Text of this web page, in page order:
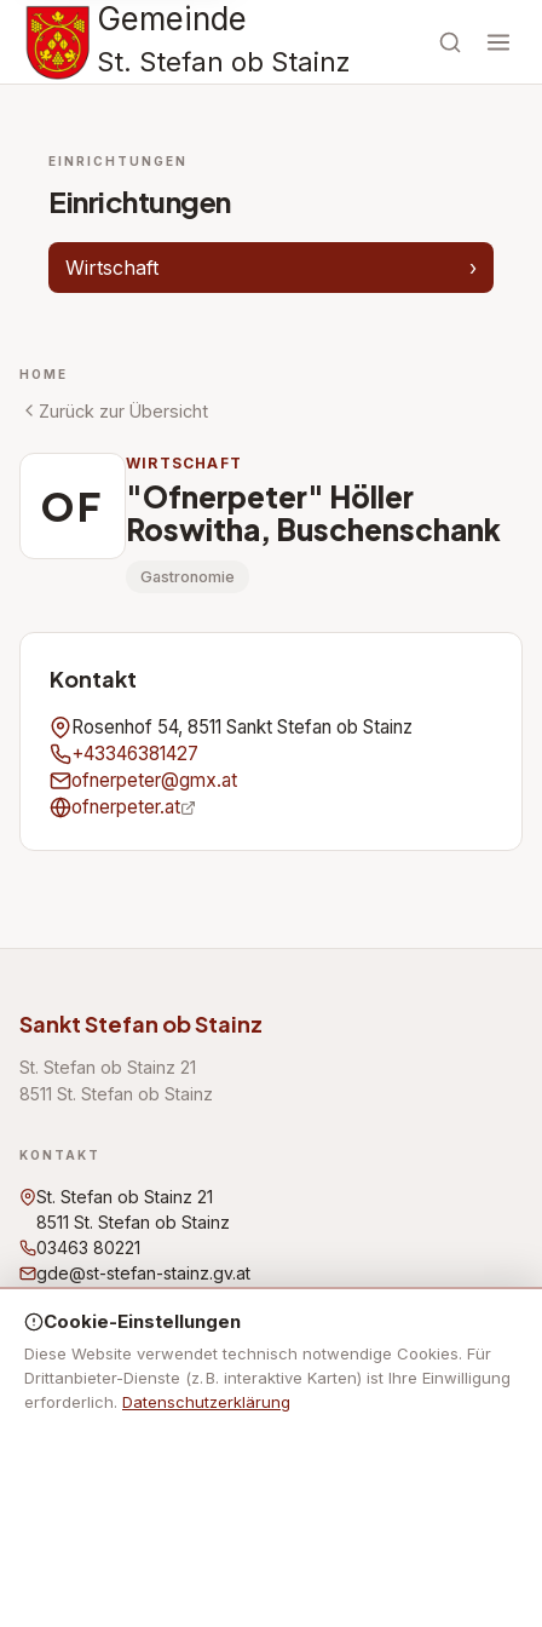
Gemeinde
St. Stefan ob Stainz
EINRICHTUNGEN
Einrichtungen
Wirtschaft ›
HOME
Zurück zur Übersicht
OF
WIRTSCHAFT
"Ofnerpeter" Höller
Roswitha, Buschenschank
Gastronomie
Kontakt
Rosenhof 54, 8511 Sankt Stefan ob Stainz
+43346381427
ofnerpeter@gmx.at
ofnerpeter.at
Sankt Stefan ob Stainz
St. Stefan ob Stainz 21
8511 St. Stefan ob Stainz
KONTAKT
St. Stefan ob Stainz 21
8511 St. Stefan ob Stainz
03463 80221
gde@st-stefan-stainz.gv.at
07:30 Uhr bis 12:00 Uhr Donnerstag von 07:30 Uhr bis 12:00
Uhr und von 14:00 Uhr bis 18:00 Uhr Mittwoch: kein
Parteienverkehr!
Cookie-Einstellungen
Diese Website verwendet technisch notwendige Cookies. Für
Drittanbieter-Dienste (z. B. interaktive Karten) ist Ihre Einwilligung
erforderlich. Datenschutzerklärung